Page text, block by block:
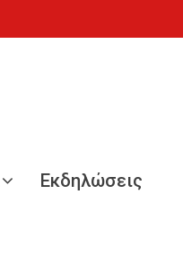
Εκδηλώσεις